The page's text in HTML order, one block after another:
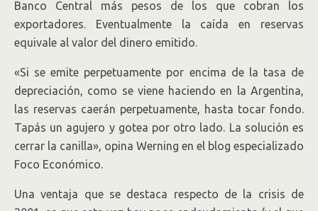
Banco Central más pesos de los que cobran los
exportadores. Eventualmente la caída en reservas
equivale al valor del dinero emitido.
«Si se emite perpetuamente por encima de la tasa de
depreciación, como se viene haciendo en la Argentina,
las reservas caerán perpetuamente, hasta tocar fondo.
Tapás un agujero y gotea por otro lado. La solución es
cerrar la canilla», opina Werning en el blog especializado
Foco Económico.
Una ventaja que se destaca respecto de la crisis de